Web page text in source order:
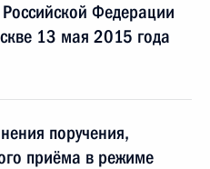
Федерации
13 мая 2015 года
поручения,
приёма в режиме